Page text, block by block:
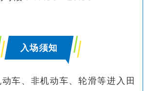
入场须知
车、非机动车、轮滑等进入田